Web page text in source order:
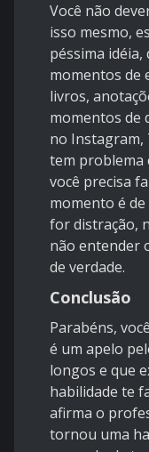
Você não
isso mesmo,
péssima
momentos de
livros,
momentos de
no Instagram,
tem problema
você precisa
momento é
for distração,
não entender
de verdade.
Conclusão
Parabéns,
é um apelo
longos e que
habilidade te
afirma o
tornou uma